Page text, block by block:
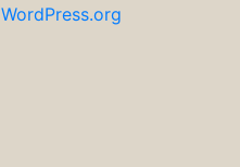
WordPress.org